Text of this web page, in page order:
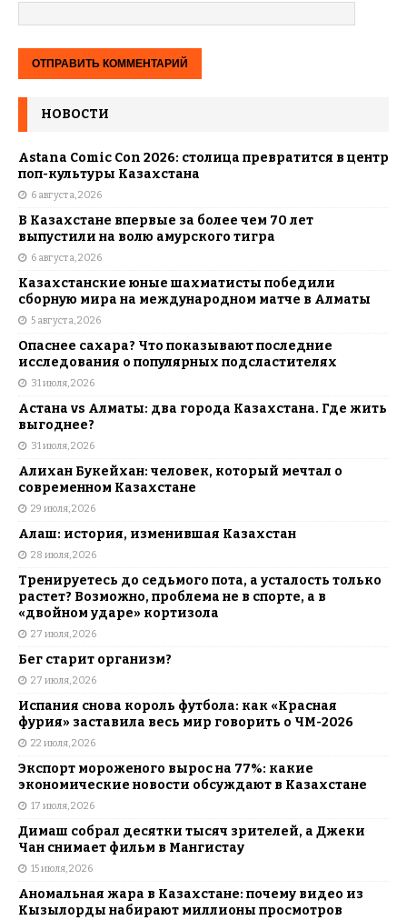
НОВОСТИ
Astana Comic Con 2026: столица превратится в центр
поп-культуры Казахстана
6 августа, 2026
В Казахстане впервые за более чем 70 лет
выпустили на волю амурского тигра
6 августа, 2026
Казахстанские юные шахматисты победили
сборную мира на международном матче в Алматы
5 августа, 2026
Опаснее сахара? Что показывают последние
исследования о популярных подсластителях
31 июля, 2026
Астана vs Алматы: два города Казахстана. Где жить
выгоднее?
31 июля, 2026
Алихан Букейхан: человек, который мечтал о
современном Казахстане
29 июля, 2026
Алаш: история, изменившая Казахстан
28 июля, 2026
Тренируетесь до седьмого пота, а усталость только
растет? Возможно, проблема не в спорте, а в
«двойном ударе» кортизола
27 июля, 2026
Бег старит организм?
27 июля, 2026
Испания снова король футбола: как «Красная
фурия» заставила весь мир говорить о ЧМ-2026
22 июля, 2026
Экспорт мороженого вырос на 77%: какие
экономические новости обсуждают в Казахстане
17 июля, 2026
Димаш собрал десятки тысяч зрителей, а Джеки
Чан снимает фильм в Мангистау
15 июля, 2026
Аномальная жара в Казахстане: почему видео из
Кызылорды набирают миллионы просмотров